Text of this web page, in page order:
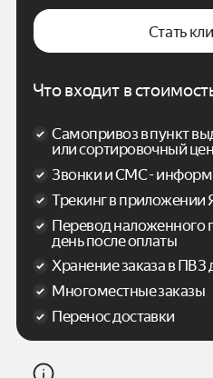
Стать
Что входит в
Самопривоз в пункт
или сортировочный
Звонки и СМС -
Трекинг в приложении
Перевод наложенного
день после оплаты
Хранение заказа в ПВЗ
Многоместные заказы
Перенос доставки